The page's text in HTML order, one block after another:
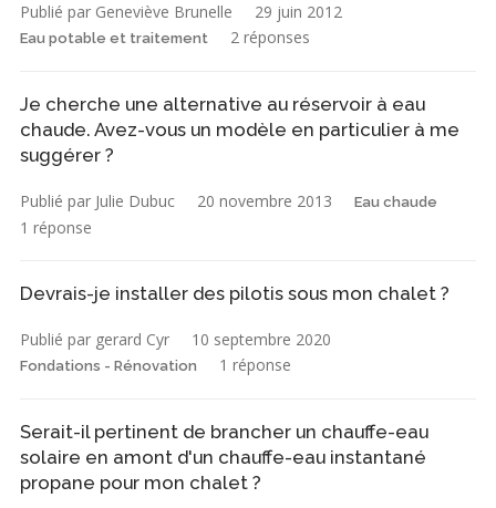
Publié par Geneviève Brunelle 29 juin 2012
Eau potable et traitement 2 réponses
Je cherche une alternative au réservoir à eau
chaude. Avez-vous un modèle en particulier à me
suggérer ?
Publié par Julie Dubuc 20 novembre 2013 Eau chaude
1 réponse
Devrais-je installer des pilotis sous mon chalet ?
Publié par gerard Cyr 10 septembre 2020
Fondations - Rénovation 1 réponse
Serait-il pertinent de brancher un chauffe-eau
solaire en amont d'un chauffe-eau instantané
propane pour mon chalet ?